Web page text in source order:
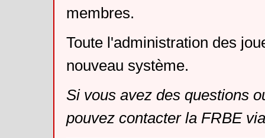
membres.
Toute l'administration des
nouveau système.
Si vous avez des questions
pouvez contacter la FRBE